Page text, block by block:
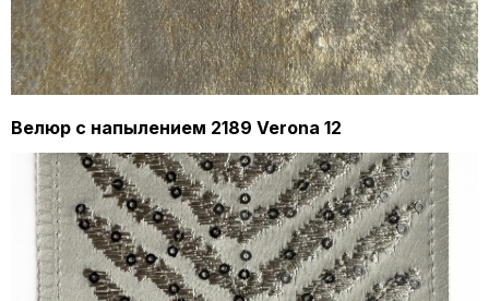
Велюр с напылением 2189 Verona 12